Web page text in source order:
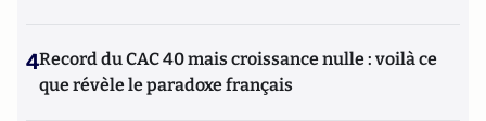
4Record du CAC 40 mais croissance nulle : voilà ce
que révèle le paradoxe français